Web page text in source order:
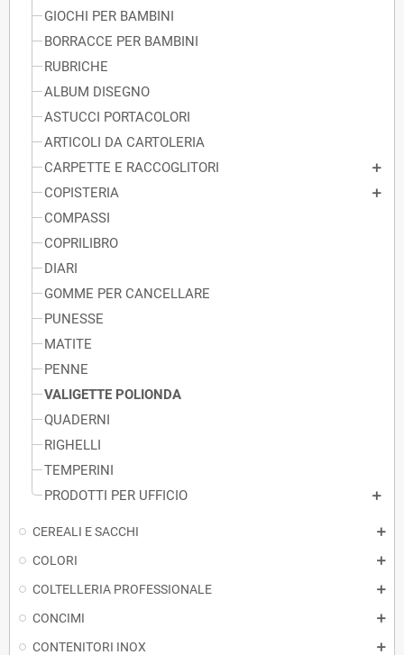
GIOCHI PER BAMBINI
BORRACCE PER BAMBINI
RUBRICHE
ALBUM DISEGNO
ASTUCCI PORTACOLORI
ARTICOLI DA CARTOLERIA
CARPETTE E RACCOGLITORI
COPISTERIA
COMPASSI
COPRILIBRO
DIARI
GOMME PER CANCELLARE
PUNESSE
MATITE
PENNE
VALIGETTE POLIONDA
QUADERNI
RIGHELLI
TEMPERINI
PRODOTTI PER UFFICIO
CEREALI E SACCHI
COLORI
COLTELLERIA PROFESSIONALE
CONCIMI
CONTENITORI INOX